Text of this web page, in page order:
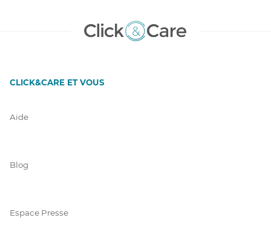
CLICK&CARE ET VOUS
Aide
Blog
Espace Presse